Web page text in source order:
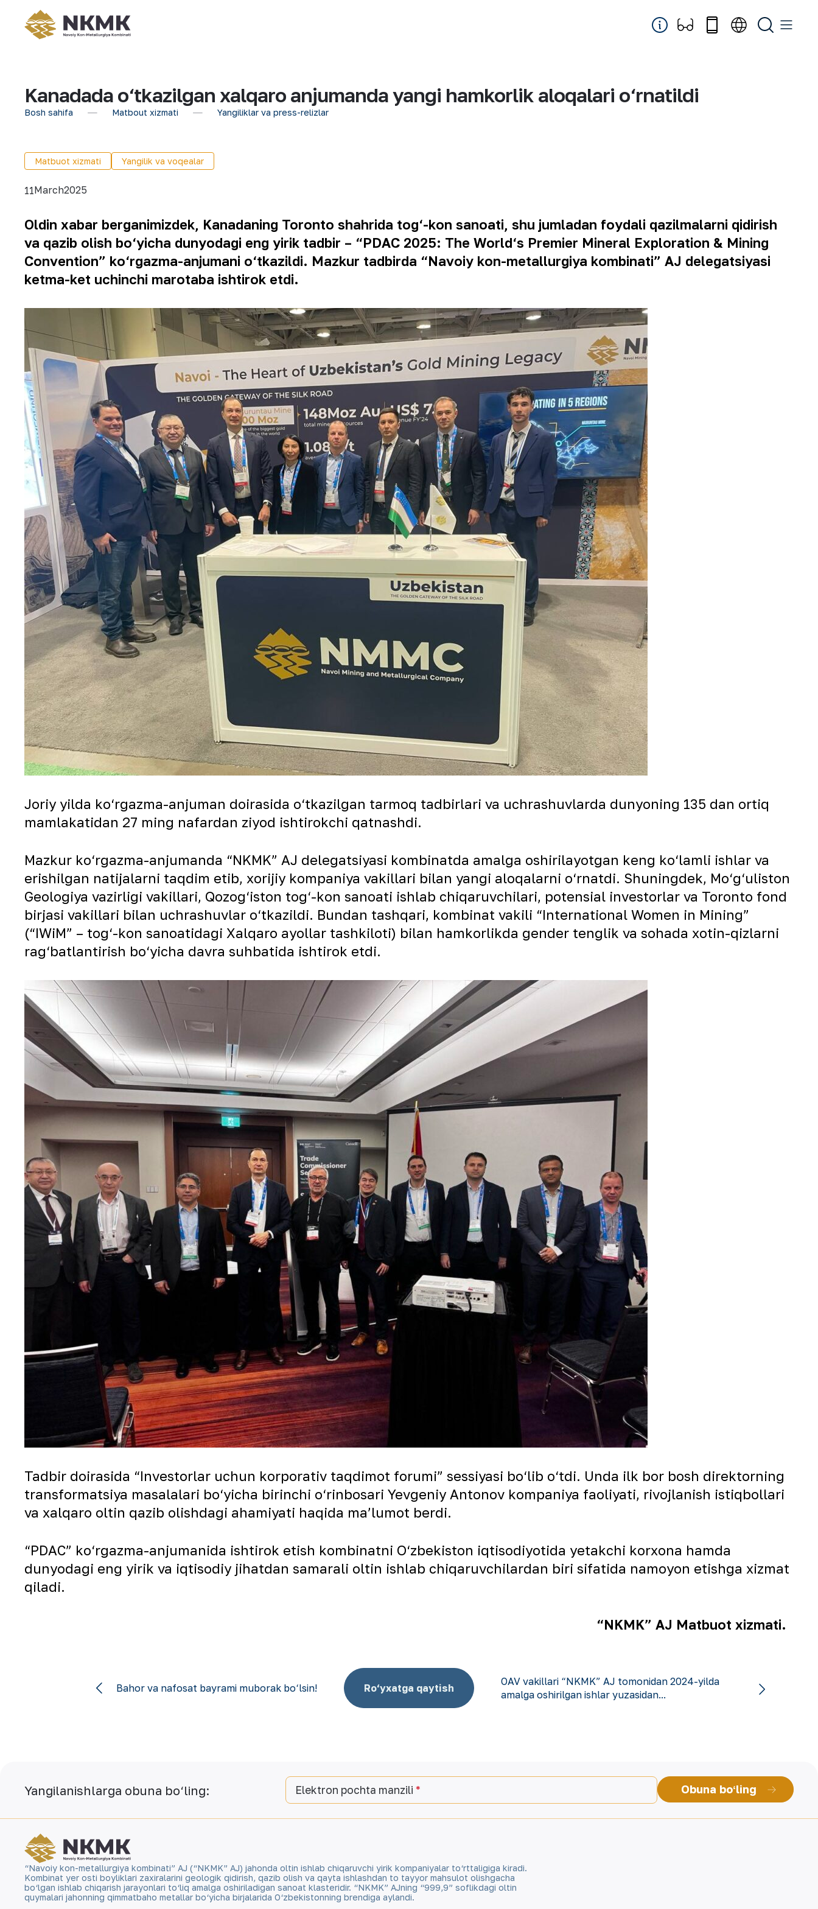
Kanadada o‘tkazilgan xalqaro anjumanda yangi hamkorlik aloqalari o‘rnatildi
Bosh sahifa Matbout xizmati Yangiliklar va press-relizlar
Matbuot xizmati Yangilik va voqealar
11March2025
Oldin xabar berganimizdek, Kanadaning Toronto shahrida tog‘-kon sanoati, shu jumladan foydali qazilmalarni qidirish
va qazib olish bo‘yicha dunyodagi eng yirik tadbir – “PDAC 2025: The World‘s Premier Mineral Exploration & Mining
Convention” ko‘rgazma-anjumani o‘tkazildi. Mazkur tadbirda “Navoiy kon-metallurgiya kombinati” AJ delegatsiyasi
ketma-ket uchinchi marotaba ishtirok etdi.
Joriy yilda ko‘rgazma-anjuman doirasida o‘tkazilgan tarmoq tadbirlari va uchrashuvlarda dunyoning 135 dan ortiq
mamlakatidan 27 ming nafardan ziyod ishtirokchi qatnashdi.
Mazkur ko‘rgazma-anjumanda “NKMK” AJ delegatsiyasi kombinatda amalga oshirilayotgan keng ko‘lamli ishlar va
erishilgan natijalarni taqdim etib, xorijiy kompaniya vakillari bilan yangi aloqalarni o‘rnatdi. Shuningdek, Mo‘g‘uliston
Geologiya vazirligi vakillari, Qozog‘iston tog‘-kon sanoati ishlab chiqaruvchilari, potensial investorlar va Toronto fond
birjasi vakillari bilan uchrashuvlar o‘tkazildi. Bundan tashqari, kombinat vakili “International Women in Mining”
(“IWiM” – tog‘-kon sanoatidagi Xalqaro ayollar tashkiloti) bilan hamkorlikda gender tenglik va sohada xotin-qizlarni
rag‘batlantirish bo‘yicha davra suhbatida ishtirok etdi.
Tadbir doirasida “Investorlar uchun korporativ taqdimot forumi” sessiyasi bo‘lib o‘tdi. Unda ilk bor bosh direktorning
transformatsiya masalalari bo‘yicha birinchi o‘rinbosari Yevgeniy Antonov kompaniya faoliyati, rivojlanish istiqbollari
va xalqaro oltin qazib olishdagi ahamiyati haqida maʼlumot berdi.
“PDAC” ko‘rgazma-anjumanida ishtirok etish kombinatni O‘zbekiston iqtisodiyotida yetakchi korxona hamda
dunyodagi eng yirik va iqtisodiy jihatdan samarali oltin ishlab chiqaruvchilardan biri sifatida namoyon etishga xizmat
qiladi.
“NKMK” AJ Matbuot xizmati.
Bahor va nafosat bayrami muborak bo‘lsin! Ro‘yxatga qaytish
OAV vakillari “NKMK” AJ tomonidan 2024-yilda
amalga oshirilgan ishlar yuzasidan...
Yangilanishlarga obuna bo‘ling: Elektron pochta manzili Obuna boʻling
“Navoiy kon-metallurgiya kombinati” AJ (“NKMK” AJ) jahonda oltin ishlab chiqaruvchi yirik kompaniyalar to‘rttaligiga kiradi.
Kombinat yer osti boyliklari zaxiralarini geologik qidirish, qazib olish va qayta ishlashdan to tayyor mahsulot olishgacha
bo‘lgan ishlab chiqarish jarayonlari to‘liq amalga oshiriladigan sanoat klasteridir. “NKMK” AJning “999,9” soflikdagi oltin
quymalari jahonning qimmatbaho metallar bo‘yicha birjalarida O‘zbekistonning brendiga aylandi.